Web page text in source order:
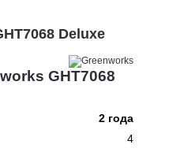
Deluxe
GHT7068
2 года
4